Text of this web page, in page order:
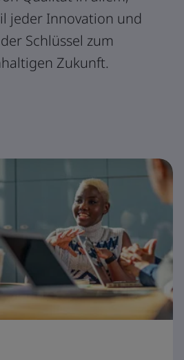
jeder Innovation und
Schlüssel zum
Zukunft.